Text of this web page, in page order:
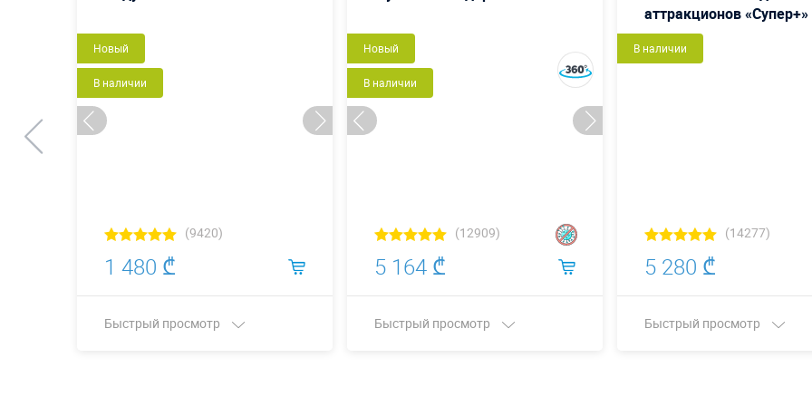
Новый
В наличии
(9420)
1 480 ₾
Быстрый просмотр
Новый
В наличии
(12909)
5 164 ₾
Быстрый просмотр
аттракционов «Супер+»
В наличии
(14277)
5 280 ₾
Быстрый просмотр